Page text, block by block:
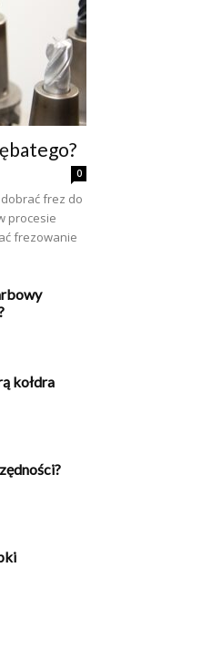
0
dobrać frez do
procesie
frezowanie
kołdra